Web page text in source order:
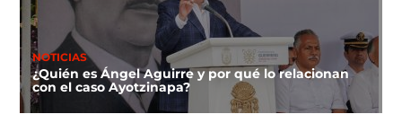
NOTICIAS
¿Quién es Ángel Aguirre y por qué lo relacionan
con el caso Ayotzinapa?